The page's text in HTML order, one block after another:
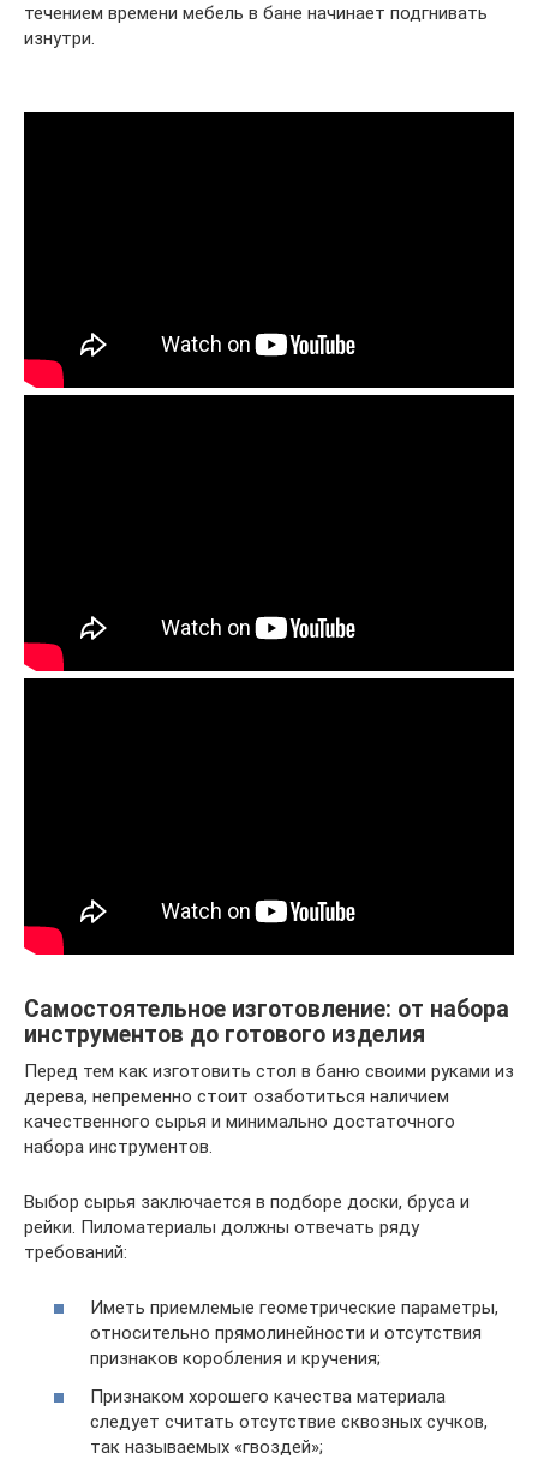
течением времени мебель в бане начинает подгнивать
изнутри.
Самостоятельное изготовление: от набора
инструментов до готового изделия
Перед тем как изготовить стол в баню своими руками из
дерева, непременно стоит озаботиться наличием
качественного сырья и минимально достаточного
набора инструментов.
Выбор сырья заключается в подборе доски, бруса и
рейки. Пиломатериалы должны отвечать ряду
требований:
Иметь приемлемые геометрические параметры,
относительно прямолинейности и отсутствия
признаков коробления и кручения;
Признаком хорошего качества материала
следует считать отсутствие сквозных сучков,
так называемых «гвоздей»;